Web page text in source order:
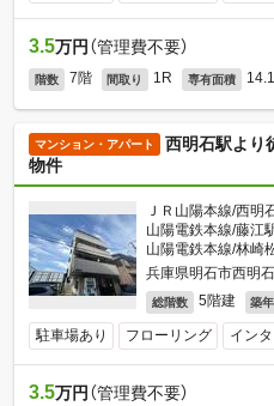
3.5万円 （管理費不要）
階数 7階 間取り 1R 専有面積
マンション・アパート
西明石駅より
物件
ＪＲ山陽本線/西明
山陽電鉄本線/藤江
山陽電鉄本線/林崎
兵庫県明石市西明
総階数 5階建 築
駐車場あり フローリング イン
3.5万円 （管理費不要）